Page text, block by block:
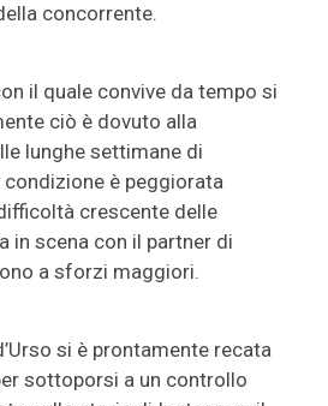
concorrente.
il quale convive da tempo si
ciò è dovuto alla
lunghe settimane di
condizione è peggiorata
crescente delle
in scena con il partner di
a sforzi maggiori.
si è prontamente recata
sottoporsi a un controllo